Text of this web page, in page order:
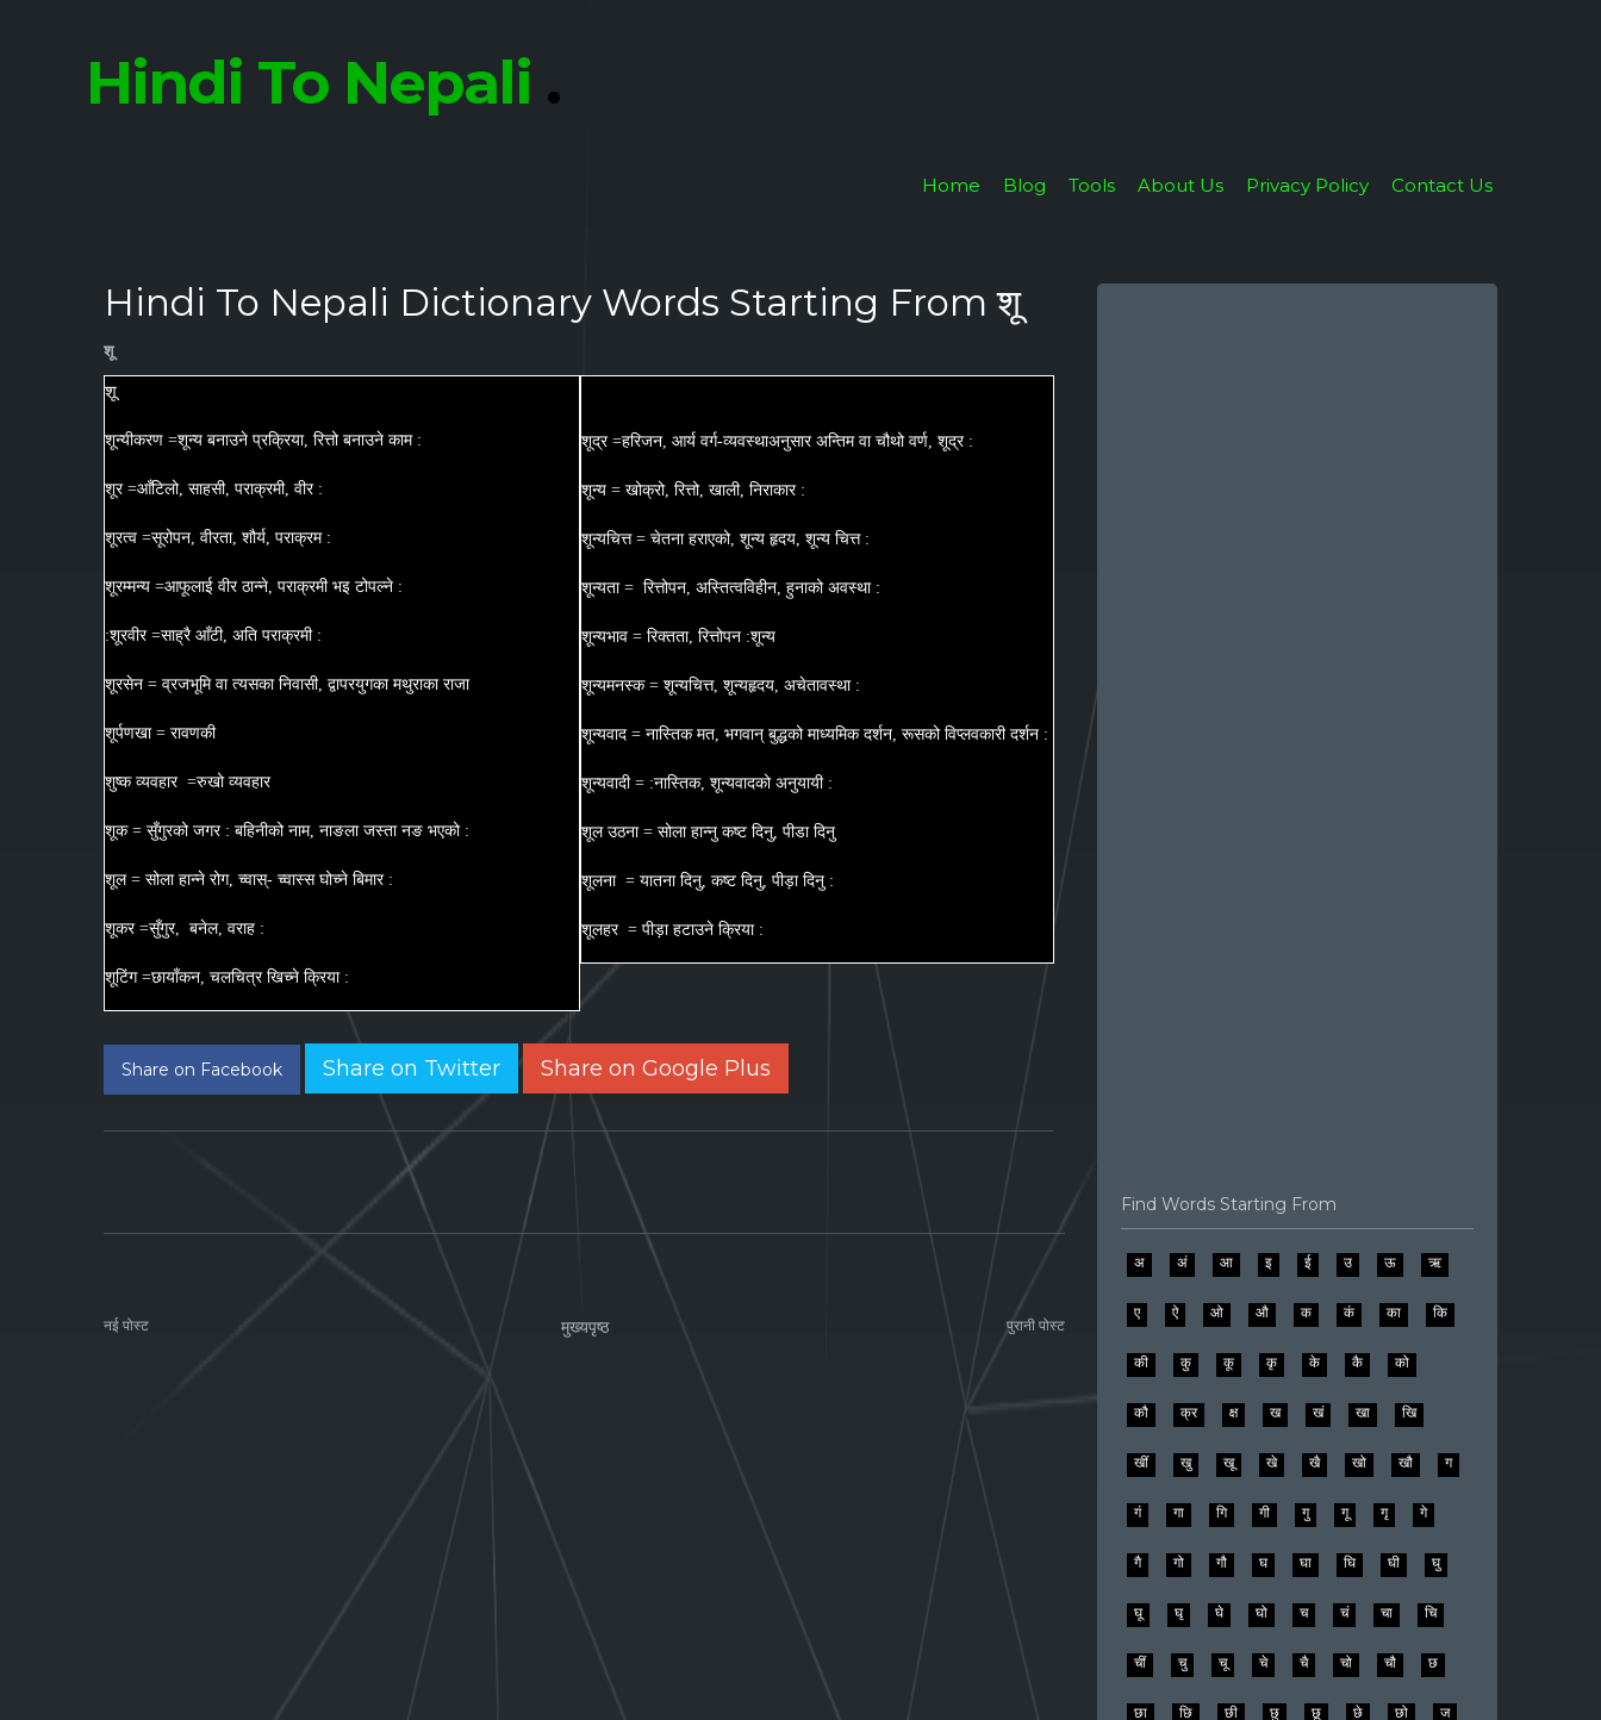
Hindi To Nepali .
Home Blog Tools About Us Privacy Policy Contact Us
Hindi To Nepali Dictionary Words Starting From शू
शू
शू
शून्यीकरण =शून्य बनाउने प्रक्रिया, रित्तो बनाउने काम :
शूर =आँटिलो, साहसी, पराक्रमी, वीर :
शूरत्व =सूरोपन, वीरता, शौर्य, पराक्रम :
शूरम्मन्य =आफूलाई वीर ठान्ने, पराक्रमी भइ टोपल्ने :
:शूरवीर =साह्रै आँटी, अति पराक्रमी :
शूरसेन = व्रजभूमि वा त्यसका निवासी, द्वापरयुगका मथुराका राजा
शूर्पणखा = रावणकी
शुष्क व्यवहार =रुखो व्यवहार
शूक = सुँगुरको जगर : बहिनीको नाम, नाङला जस्ता नङ भएको :
शूल = सोला हान्ने रोग, च्वास्- च्वास्स घोच्ने बिमार :
शूकर =सुँगुर, बनेल, वराह :
शूटिंग =छायाँकन, चलचित्र खिच्ने क्रिया :
शूद्र =हरिजन, आर्य वर्ग-व्यवस्थाअनुसार अन्तिम वा चौथो वर्ण, शूद्र :
शून्य = खोक्रो, रित्तो, खाली, निराकार :
शून्यचित्त = चेतना हराएको, शून्य हृदय, शून्य चित्त :
शून्यता = रित्तोपन, अस्तित्वविहीन, हुनाको अवस्था :
शून्यभाव = रिक्तता, रित्तोपन :शून्य
शून्यमनस्क = शून्यचित्त, शून्यहृदय, अचेतावस्था :
शून्यवाद = नास्तिक मत, भगवान् बुद्धको माध्यमिक दर्शन, रूसको विप्लवकारी दर्शन :
शून्यवादी = :नास्तिक, शून्यवादको अनुयायी :
शूल उठना = सोला हान्नु कष्ट दिनु, पीडा दिनु
शूलना = यातना दिनु, कष्ट दिनु, पीड़ा दिनु :
शूलहर = पीड़ा हटाउने क्रिया :
Share on Facebook Share on Twitter Share on Google Plus
नई पोस्ट पुरानी पोस्ट
मुख्यपृष्ठ Find Words Starting From
अ अं आ इ ई उ ऊ
ए ऐ ओ औ क कं का
की कु कू कृ के कै को
कौ क्र क्ष ख खं खि
खीं खु खू खे खै खो खौ ग
गं गा गि गी गु गू गृ गे
गै गो गौ घ घा घि घी घु